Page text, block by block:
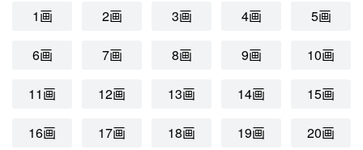
1画 2画 3画 4画 5画
6画 7画 8画 9画 10画
11画 12画 13画 14画 15画
16画 17画 18画 19画 20画